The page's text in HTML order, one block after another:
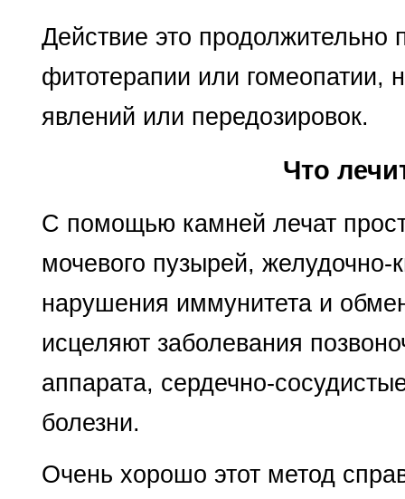
Действие это
фитотерапии или гомеопатии,
явлений или передозировок.
Что
С помощью камней лечат
мочевого пузырей, желудочно-
нарушения иммунитета и
исцеляют заболевания
аппарата, сердечно-
болезни.
Очень хорошо этот метод